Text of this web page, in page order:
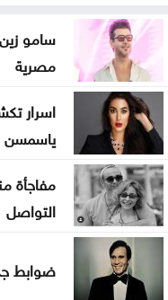
سامو
مصرية
اسرار
ياسمسن
مفاجأة
التواصل
ضوابط